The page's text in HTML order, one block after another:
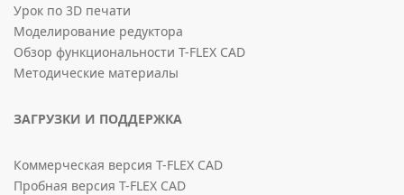
Урок по 3D печати
Моделирование редуктора
Обзор функциональности T-FLEX CAD
Методические материалы
ЗАГРУЗКИ И ПОДДЕРЖКА
Коммерческая версия T-FLEX CAD
Пробная версия T-FLEX CAD